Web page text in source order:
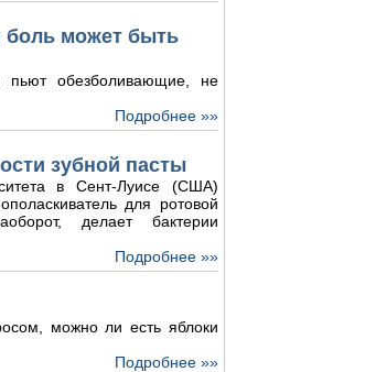
боль может быть
пьют обезболивающие, не
Подробнее »»
зубной пасты
в Сент-Луисе (США)
для ротовой
делает бактерии
Подробнее »»
можно ли есть яблоки
Подробнее »»